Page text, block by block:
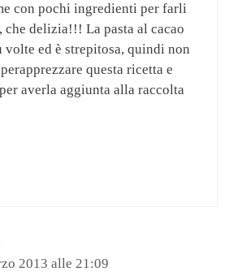
con pochi ingredienti per farli
che delizia!!! La pasta al cacao
volte ed è strepitosa, quindi non
questa ricetta e
averla aggiunta alla raccolta
2013 alle 21:09